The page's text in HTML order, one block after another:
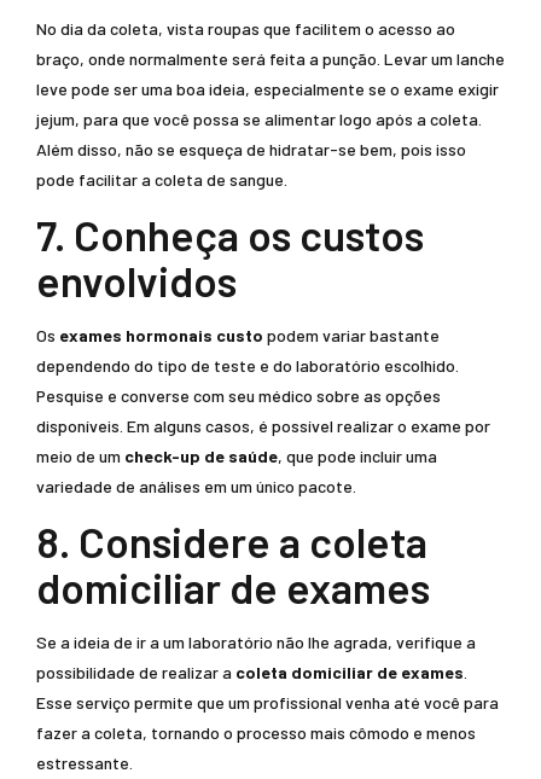
No dia da coleta, vista roupas que facilitem o acesso ao
braço, onde normalmente será feita a punção. Levar um lanche
leve pode ser uma boa ideia, especialmente se o exame exigir
jejum, para que você possa se alimentar logo após a coleta.
Além disso, não se esqueça de hidratar-se bem, pois isso
pode facilitar a coleta de sangue.
7. Conheça os custos
envolvidos
Os exames hormonais custo podem variar bastante
dependendo do tipo de teste e do laboratório escolhido.
Pesquise e converse com seu médico sobre as opções
disponíveis. Em alguns casos, é possível realizar o exame por
meio de um check-up de saúde, que pode incluir uma
variedade de análises em um único pacote.
8. Considere a coleta
domiciliar de exames
Se a ideia de ir a um laboratório não lhe agrada, verifique a
possibilidade de realizar a coleta domiciliar de exames
Esse serviço permite que um profissional venha até você para
fazer a coleta, tornando o processo mais cômodo e menos
estressante.